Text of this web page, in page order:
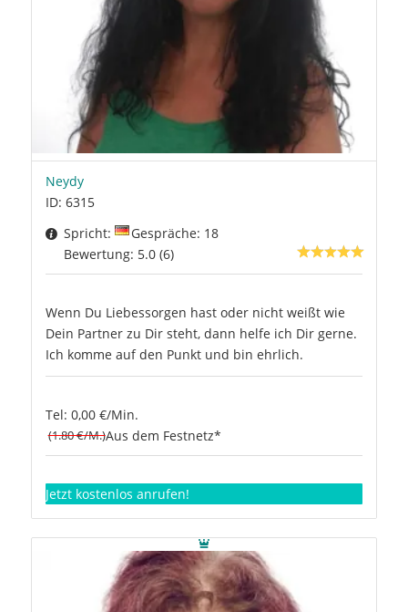
Neydy
ID: 6315
Spricht:
Gespräche: 18
Bewertung: 5.0 (6)
Wenn Du Liebessorgen hast oder nicht weißt wie
Dein Partner zu Dir steht, dann helfe ich Dir gerne.
Ich komme auf den Punkt und bin ehrlich.
Tel: 0,00 €/Min.
(1.80 €/M.)Aus dem Festnetz*
Jetzt kostenlos anrufen!